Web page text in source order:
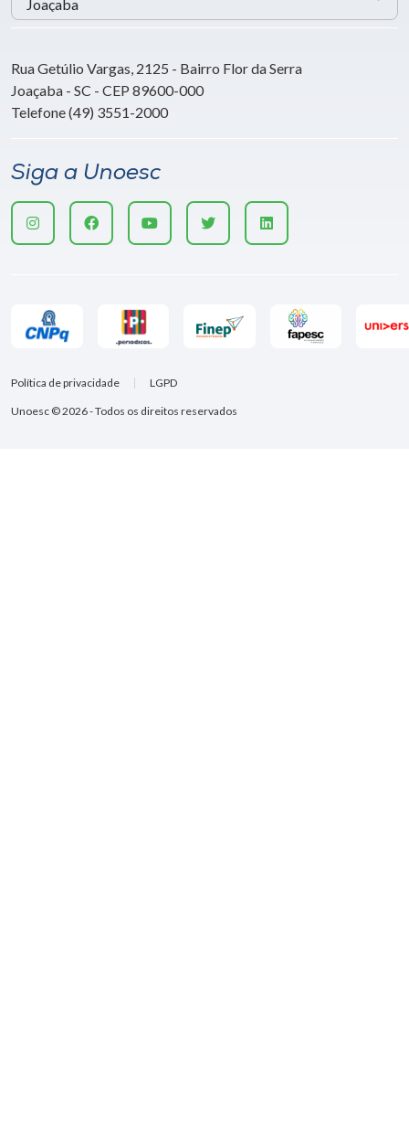
Rua Getúlio Vargas, 2125 - Bairro Flor da Serra
Joaçaba - SC - CEP 89600-000
Telefone (49) 3551-2000
Siga a Unoesc
Unoesc © 2026 - Todos os direitos reservados
Política de privacidade LGPD